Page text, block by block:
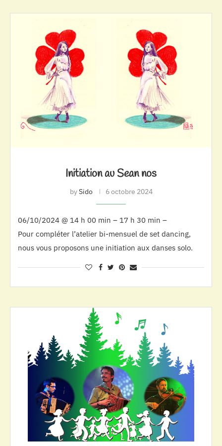
Initiation au Sean nos
bySido 6 octobre 2024
06/10/2024 @ 14 h 00 min – 17 h 30 min –
Pour compléter l’atelier bi-mensuel de set dancing,
nous vous proposons une initiation aux danses solo.